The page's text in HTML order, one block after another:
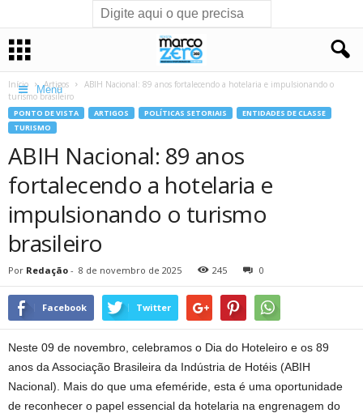
Menu
Início Artigos
ABIH Nacional: 89 anos fortalecendo a hotelaria e impulsionando o
turismo brasileiro
PONTO DE VISTA ARTIGOS POLÍTICAS SETORIAIS
ENTIDADES DE CLASSE
TURISMO
ABIH Nacional: 89 anos
fortalecendo a hotelaria e
impulsionando o turismo
brasileiro
Por Redação - 8 de novembro de 2025 245 0
Facebook Twitter
Neste 09 de novembro, celebramos o Dia do Hoteleiro e os 89
anos da Associação Brasileira da Indústria de Hotéis (ABIH
Nacional). Mais do que uma efeméride, esta é uma oportunidade
de reconhecer o papel essencial da hotelaria na engrenagem do